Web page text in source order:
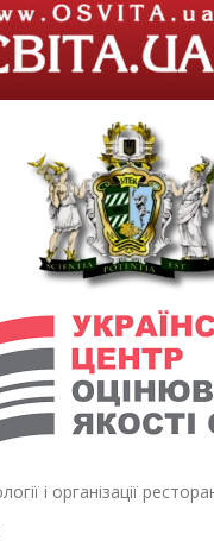
і організації